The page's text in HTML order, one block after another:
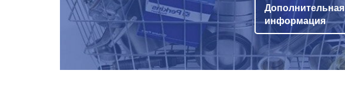
Дополнительная
информация